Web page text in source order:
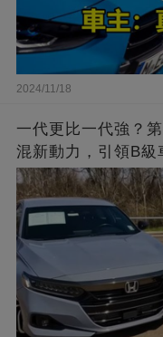
2024/11/18
一代更比一代強？
混新動力，引領B級